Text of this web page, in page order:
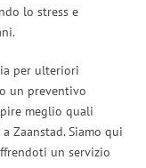
lo stress e
per ulteriori
un preventivo
meglio quali
Zaanstad. Siamo qui
un servizio